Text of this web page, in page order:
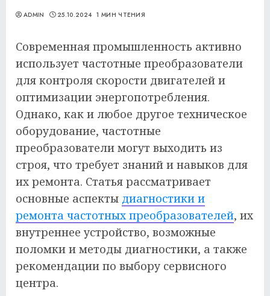
ADMIN 25.10.2024 1 МИН ЧТЕНИЯ
Современная промышленность активно
использует частотные преобразователи
для контроля скорости двигателей и
оптимизации энергопотребления.
Однако, как и любое другое техническое
оборудование, частотные
преобразователи могут выходить из
строя, что требует знаний и навыков для
их ремонта. Статья рассматривает
основные аспекты диагностики и
ремонта частотных преобразователей, их
внутреннее устройство, возможные
поломки и методы диагностики, а также
рекомендации по выбору сервисного
центра.